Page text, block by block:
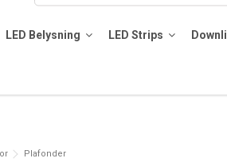
LED Belysning LED Strips
Plafonder